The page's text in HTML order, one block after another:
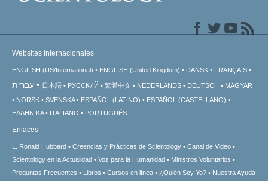
Websites Internacionales
ENGLISH (US/International) ENGLISH (United Kingdom) DANSK FRANÇAIS
עברית 日本語 РУССКИЙ 繁體中文 NEDERLANDS DEUTSCH
MAGYAR
NORSK
SVENSKA ESPAÑOL (LATINO)
ESPAÑOL (CASTELLANO)
ΕΛΛΗΝΙΚA
ITALIANO PORTUGUÊS
Enlaces
L. Ronald Hubbard Creencias y Prácticas de Scientology
Canal de Video
Scientology en la Actualidad
Voz para la Humanidad
Ministros Voluntarios
Preguntas Frecuentes
Libros Cursos en línea ¿Quién Soy Yo?
Nuestra Ayuda